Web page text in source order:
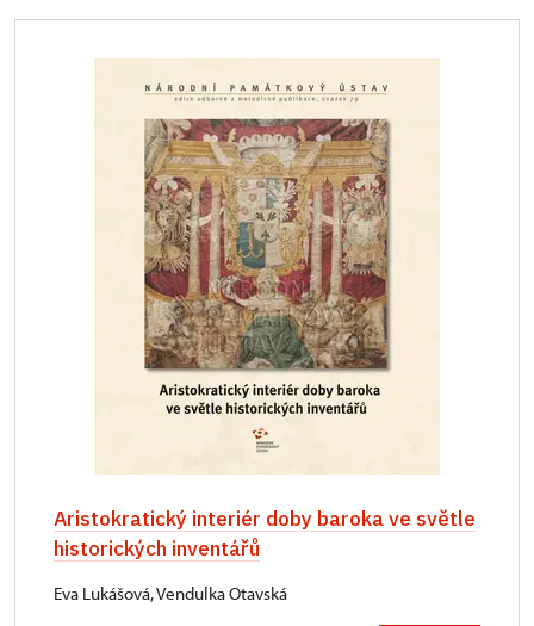
Aristokratický interiér doby baroka ve světle
historických inventářů
Eva Lukášová, Vendulka Otavská